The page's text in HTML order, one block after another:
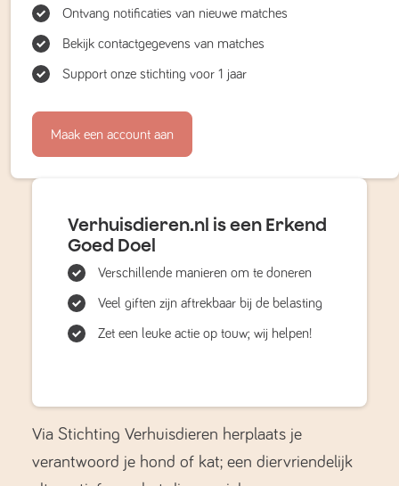
Ontvang notificaties van nieuwe matches
Bekijk contactgegevens van matches
Support onze stichting voor 1 jaar
Maak een account aan
Verhuisdieren.nl is een Erkend
Goed Doel
Verschillende manieren om te doneren
Veel giften zijn aftrekbaar bij de belasting
Zet een leuke actie op touw; wij helpen!
Via Stichting Verhuisdieren herplaats je
verantwoord je hond of kat; een diervriendelijk